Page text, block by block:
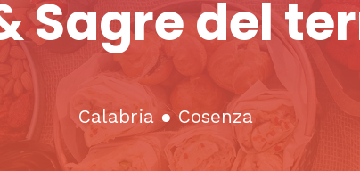
Sagre del
Calabria ●Cosenza